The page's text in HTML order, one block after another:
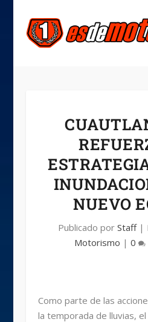
NUEVO
Publicado porStaff|
Motorismo |0
Como parte de las
la temporada de lluvias,